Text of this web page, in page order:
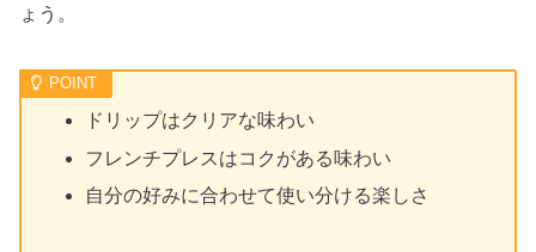
ょう。
ドリップはクリアな味わい
フレンチプレスはコクがある味わい
自分の好みに合わせて使い分ける楽しさ